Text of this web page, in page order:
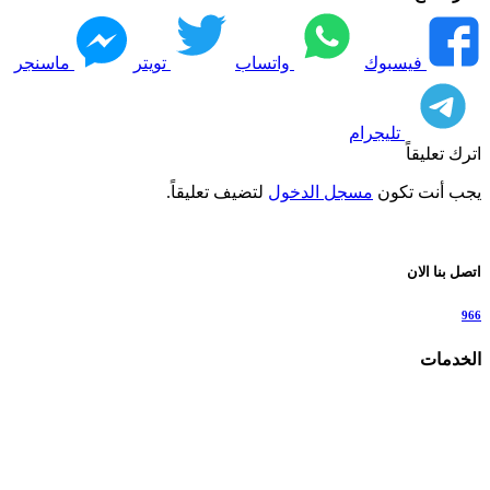
فيسبوك واتساب تويتر ماسنجر
تليجرام
اترك تعليقاً
يجب أنت تكون مسجل الدخول لتضيف تعليقاً.
اتصل بنا الان
966
الخدمات